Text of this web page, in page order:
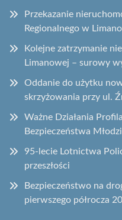
Przekazanie
Regionalnego w
Kolejne zatrzymanie
Limanowej – surowy
Oddanie do użytku
skrzyżowania przy ul.
Ważne Działania
Bezpieczeństwa
95-lecie Lotnictwa
przeszłości
Bezpieczeństwo na
pierwszego półrocza